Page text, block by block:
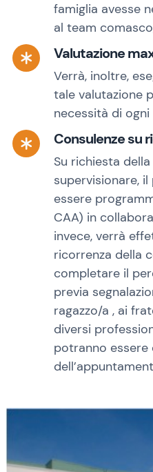
famiglia avesse
al team
Valutazione
Verrà, inoltre,
tale valutazione
necessità di
Consulenze su
Su richiesta
supervisionare,
essere
CAA) in
invece, verrà
ricorrenza della
completare il
previa
ragazzo/a , ai
diversi
potranno essere